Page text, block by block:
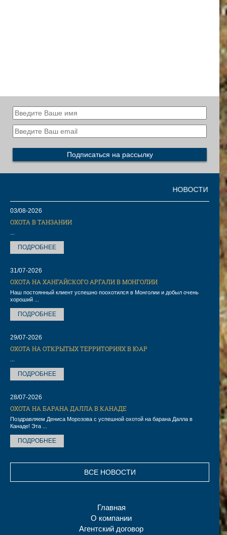
03/08-2026
ОХОТА В ТАНЗАНИИ
ПОДРОБНЕЕ
31/07-2026
ОХОТА НА ХАНГАЙСКОГО АРГАЛИ В МОНГОЛИИ
Наш постоянный клиент успешно поохотился в Монголии и добыл очень
хороший ...
ПОДРОБНЕЕ
29/07-2026
ОХОТА НА ОТКРЫТЫХ ТЕРРИТОРИЯХ В ЮАР
ПОДРОБНЕЕ
28/07-2026
ОХОТА НА БАРАНА ДАЛЛА В КАНАДЕ
Поздравляем Дениса Морозова с успешной охотой на барана Далла в
Канаде! Эта ...
ПОДРОБНЕЕ
ВСЕ НОВОСТИ
Главная
О компании
Агентский договор